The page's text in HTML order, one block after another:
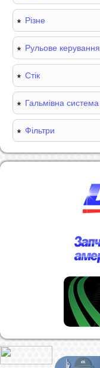
Різне
Рульове керування
Стік
Гальмівна система
Фільтри